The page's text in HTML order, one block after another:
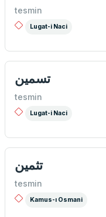
tesmin
Lugat-i Naci
تسمين
tesmin
Lugat-i Naci
تثمين
tesmin
Kamus-ı Osmani